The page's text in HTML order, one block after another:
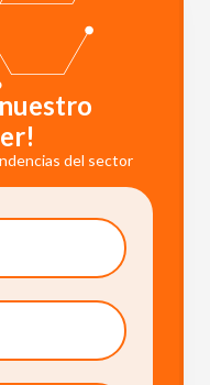
del sector